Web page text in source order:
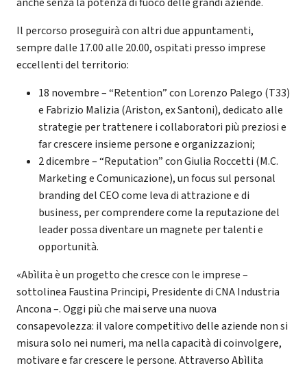
Il percorso proseguirà con altri due appuntamenti,
sempre dalle 17.00 alle 20.00, ospitati presso imprese
eccellenti del territorio:
18 novembre – “Retention” con Lorenzo Palego (T33)
e Fabrizio Malizia (Ariston, ex Santoni), dedicato alle
strategie per trattenere i collaboratori più preziosi e
far crescere insieme persone e organizzazioni;
2 dicembre – “Reputation” con Giulia Roccetti (M.C.
Marketing e Comunicazione), un focus sul personal
branding del CEO come leva di attrazione e di
business, per comprendere come la reputazione del
leader possa diventare un magnete per talenti e
opportunità.
«Abìlita è un progetto che cresce con le imprese –
sottolinea Faustina Principi, Presidente di CNA Industria
Ancona –. Oggi più che mai serve una nuova
consapevolezza: il valore competitivo delle aziende non si
misura solo nei numeri, ma nella capacità di coinvolgere,
motivare e far crescere le persone. Attraverso Abìlita